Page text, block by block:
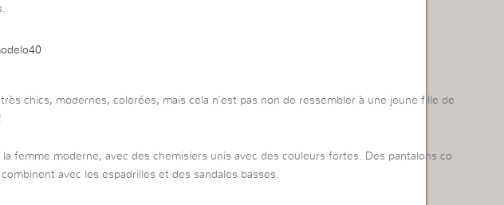
chics, modernes, colorées, mais cela n’est pas non de ressembler à une jeune fille de
la femme moderne, avec des chemisiers unis avec des couleurs fortes. Des pantalons co
avec les espadrilles et des sandales basses.